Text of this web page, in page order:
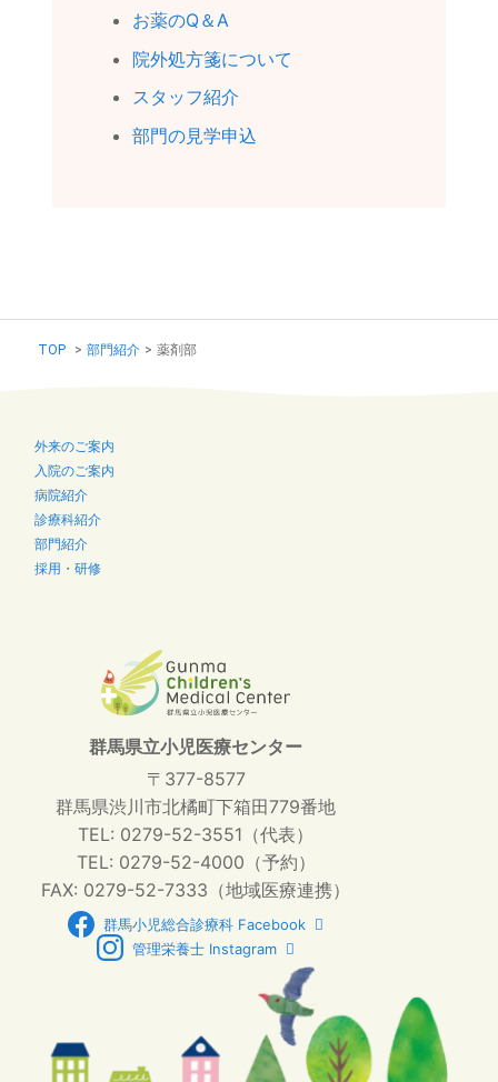
お薬のQ＆A
院外処方箋について
スタッフ紹介
部門の見学申込
TOP > 部門紹介 > 薬剤部
外来のご案内
入院のご案内
病院紹介
診療科紹介
部門紹介
採用・研修
群馬県立小児医療センター
〒377-8577
群馬県渋川市北橘町下箱田779番地
TEL: 0279-52-3551（代表）
TEL: 0279-52-4000（予約）
FAX: 0279-52-7333（地域医療連携）
群馬小児総合診療科 Facebook
管理栄養士 Instagram